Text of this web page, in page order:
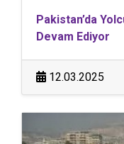
Pakistan’da
Devam Ediyor
12.03.2025